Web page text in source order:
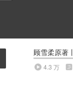
顾雪柔原著
4.3 万